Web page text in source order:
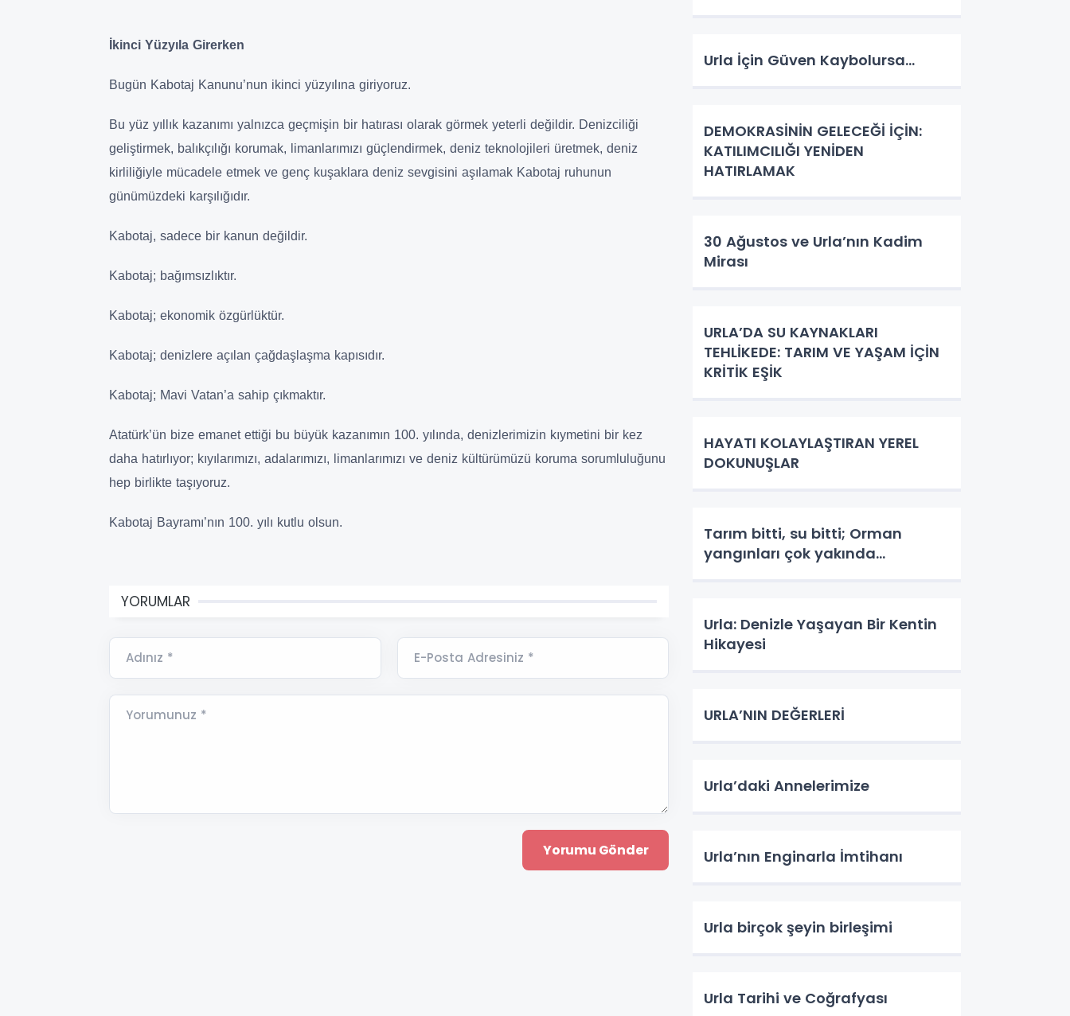
İkinci Yüzyıla Girerken
Bugün Kabotaj Kanunu’nun ikinci yüzyılına giriyoruz.
Bu yüz yıllık kazanımı yalnızca geçmişin bir hatırası olarak görmek yeterli değildir. Denizciliği
geliştirmek, balıkçılığı korumak, limanlarımızı güçlendirmek, deniz teknolojileri üretmek, deniz
kirliliğiyle mücadele etmek ve genç kuşaklara deniz sevgisini aşılamak Kabotaj ruhunun
günümüzdeki karşılığıdır.
Kabotaj, sadece bir kanun değildir.
Kabotaj; bağımsızlıktır.
Kabotaj; ekonomik özgürlüktür.
Kabotaj; denizlere açılan çağdaşlaşma kapısıdır.
Kabotaj; Mavi Vatan’a sahip çıkmaktır.
Atatürk’ün bize emanet ettiği bu büyük kazanımın 100. yılında, denizlerimizin kıymetini bir kez
daha hatırlıyor; kıyılarımızı, adalarımızı, limanlarımızı ve deniz kültürümüzü koruma sorumluluğunu
hep birlikte taşıyoruz.
Kabotaj Bayramı’nın 100. yılı kutlu olsun.
YORUMLAR
Adınız * E-Posta Adresiniz *
Yorumunuz *
Urla İçin Güven Kaybolursa…
DEMOKRASİNİN GELECEĞİ İÇİN:
KATILIMCILIĞI YENİDEN
HATIRLAMAK
30 Ağustos ve Urla’nın Kadim
Mirası
URLA’DA SU KAYNAKLARI
TEHLİKEDE: TARIM VE YAŞAM İÇİN
KRİTİK EŞİK
HAYATI KOLAYLAŞTIRAN YEREL
DOKUNUŞLAR
Tarım bitti, su bitti; Orman
yangınları çok yakında…
Urla: Denizle Yaşayan Bir Kentin
Hikayesi
URLA’NIN DEĞERLERİ
Urla’daki Annelerimize
Urla’nın Enginarla İmtihanı
Urla birçok şeyin birleşimi
Urla Tarihi ve Coğrafyası